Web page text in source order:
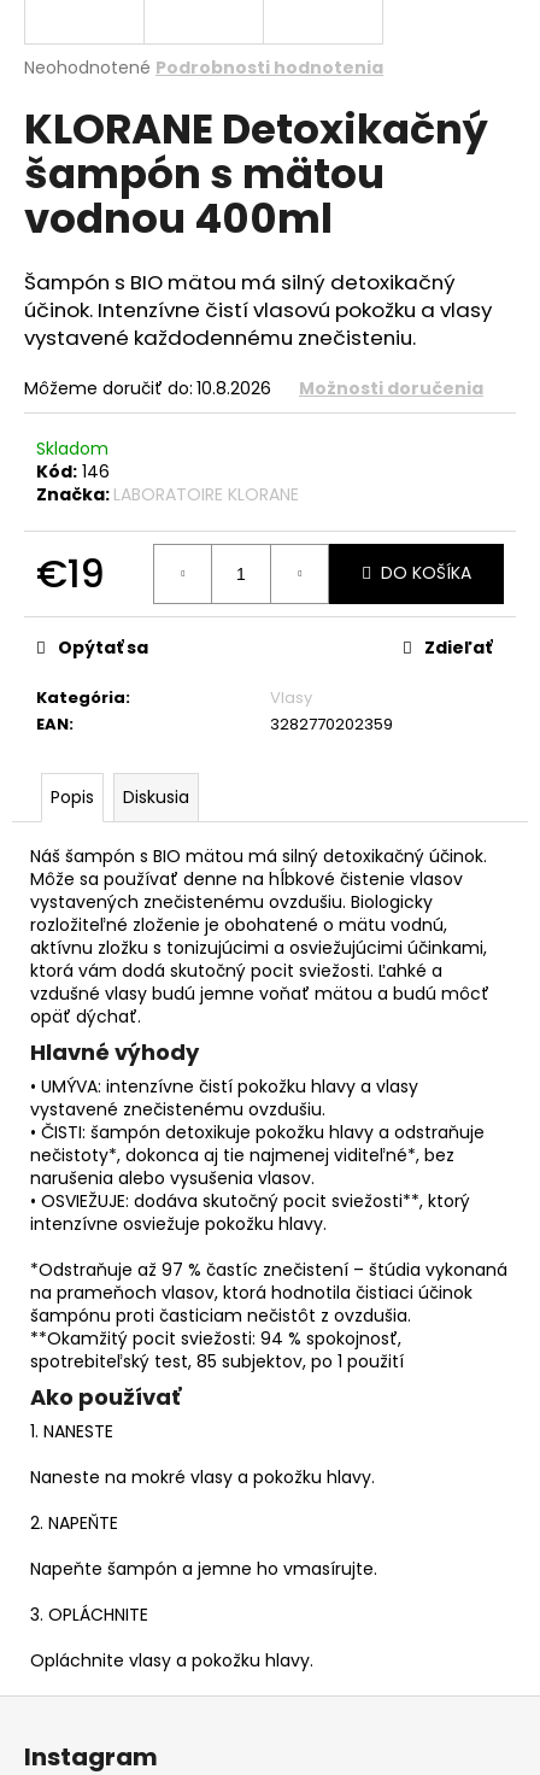
Priemerné
produktu
je
0,0
z
5
hviezdičiek.
Neohodnotené Podrobnosti hodnotenia
KLORANE Detoxikačný
šampón s mätou
vodnou 400ml
Šampón s BIO mätou má silný detoxikačný
účinok. Intenzívne čistí vlasovú pokožku a vlasy
vystavené každodennému znečisteniu.
Môžeme doručiť do: 10.8.2026 Možnosti doručenia
Skladom
Kód: 146
Značka: LABORATOIRE KLORANE
€19
cena:
DO KOŠÍKA
Kategória:
Vlasy
EAN: 3282770202359
Opýtať sa Zdieľať
Popis Diskusia
Náš šampón s BIO mätou má silný detoxikačný účinok.
Môže sa používať denne na hĺbkové čistenie vlasov
vystavených znečistenému ovzdušiu. Biologicky
rozložiteľné zloženie je obohatené o mätu vodnú,
aktívnu zložku s tonizujúcimi a osviežujúcimi účinkami,
ktorá vám dodá skutočný pocit sviežosti. Ľahké a
vzdušné vlasy budú jemne voňať mätou a budú môcť
opäť dýchať.
Hlavné výhody
• UMÝVA: intenzívne čistí pokožku hlavy a vlasy
vystavené znečistenému ovzdušiu.
• ČISTI: šampón detoxikuje pokožku hlavy a odstraňuje
nečistoty*, dokonca aj tie najmenej viditeľné*, bez
narušenia alebo vysušenia vlasov.
• OSVIEŽUJE: dodáva skutočný pocit sviežosti**, ktorý
intenzívne osviežuje pokožku hlavy.
*Odstraňuje až 97 % častíc znečistení – štúdia vykonaná
na prameňoch vlasov, ktorá hodnotila čistiaci účinok
šampónu proti časticiam nečistôt z ovzdušia.
**Okamžitý pocit sviežosti: 94 % spokojnosť,
spotrebiteľský test, 85 subjektov, po 1 použití
Ako používať
1. NANESTE
Naneste na mokré vlasy a pokožku hlavy.
2. NAPEŇTE
Napeňte šampón a jemne ho vmasírujte.
3. OPLÁCHNITE
Opláchnite vlasy a pokožku hlavy.
j
ť
?
HĽADAŤ
O
d
p
o
a
m
e
Z
Instagram